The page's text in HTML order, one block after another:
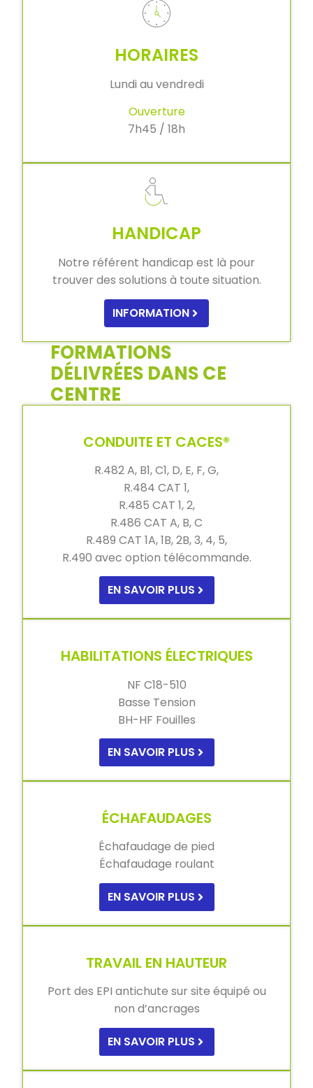
HORAIRES
Lundi au vendredi
Ouverture
7h45 / 18h
HANDICAP
Notre référent handicap est là pour
trouver des solutions à toute situation.
INFORMATION
FORMATIONS
DÉLIVRÉES DANS CE
CENTRE
CONDUITE ET CACES®
R.482 A, B1, C1, D, E, F, G,
R.484 CAT 1,
R.485 CAT 1, 2,
R.486 CAT A, B, C
R.489 CAT 1A, 1B, 2B, 3, 4, 5,
R.490 avec option télécommande.
EN SAVOIR PLUS
HABILITATIONS ÉLECTRIQUES
NF C18-510
Basse Tension
BH-HF Fouilles
EN SAVOIR PLUS
ÉCHAFAUDAGES
Échafaudage de pied
Échafaudage roulant
EN SAVOIR PLUS
TRAVAIL EN HAUTEUR
Port des EPI antichute sur site équipé ou
non d’ancrages
EN SAVOIR PLUS